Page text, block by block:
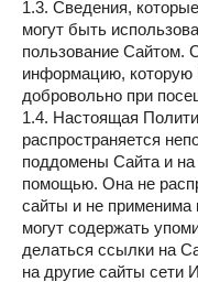
1.3. Сведения,
могут быть
пользование Сайтом.
информацию, которую
добровольно при
1.4. Настоящая
распространяется
поддомены Сайта и
помощью. Она не
сайты и не применима
могут содержать
делаться ссылки на
на другие сайты сети